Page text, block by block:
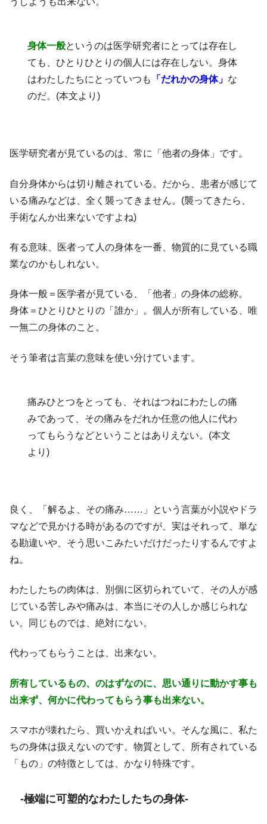
身体一般というのは医学研究者にとっては存在し
ても、ひとりひとりの個人には存在しない。身体
はわたしたちにとっていつも
「だれかの身体」 な
のだ。(本文より)
医学研究者が見ているのは、常に「他者の身体」です。
自分身体からは切り離されている。だから、患者が感じて
いる痛みなどは、全く襲ってきません。(襲ってきたら、
手術なんか出来ないですよね)
有る意味、医者って人の身体を一番、物質的に見ている職
業なのかもしれない。
身体一般＝医学者が見ている、「他者」の身体の総称。
身体＝ひとりひとりの「誰か」。個人が所有している、唯
一無二の身体のこと。
そう筆者は言葉の意味を使い分けています。
痛みひとつをとっても、それはつねにわたしの痛
みであって、その痛みをだれか任意の他人に代わ
ってもらうなどということはありえない。(本文
より)
良く、「解るよ、その痛み……」という言葉が小説やドラ
マなどで見かける時があるのですが、実はそれって、単な
る勘違いや、そう思いこみたいだけだったりするんですよ
ね。
わたしたちの肉体は、別個に区切られていて、その人が感
じている苦しみや痛みは、本当にその人しか感じられな
い。同じものでは、絶対にない。
代わってもらうことは、出来ない。
所有しているもの、のはずなのに、思い通りに動かす事も
出来ず、何かに代わってもらう事も出来ない。
スマホが壊れたら、買いかえればいい。そんな風に、私た
ちの身体は扱えないのです。物質として、所有されている
「もの」の特徴としては、かなり特殊です。
-極端に可塑的なわたしたちの身体-